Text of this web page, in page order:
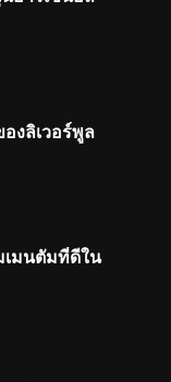
งลิเวอร์พูล
เมนตัมที่ดีใน